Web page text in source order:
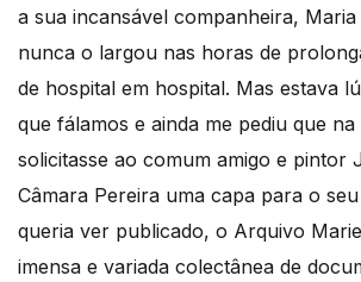
a sua incansável companheira,
nunca o largou nas horas de
de hospital em hospital. Mas estava
que fálamos e ainda me pediu que
solicitasse ao comum amigo e pintor
Câmara Pereira uma capa para o
queria ver publicado, o Arquivo
imensa e variada colectânea de